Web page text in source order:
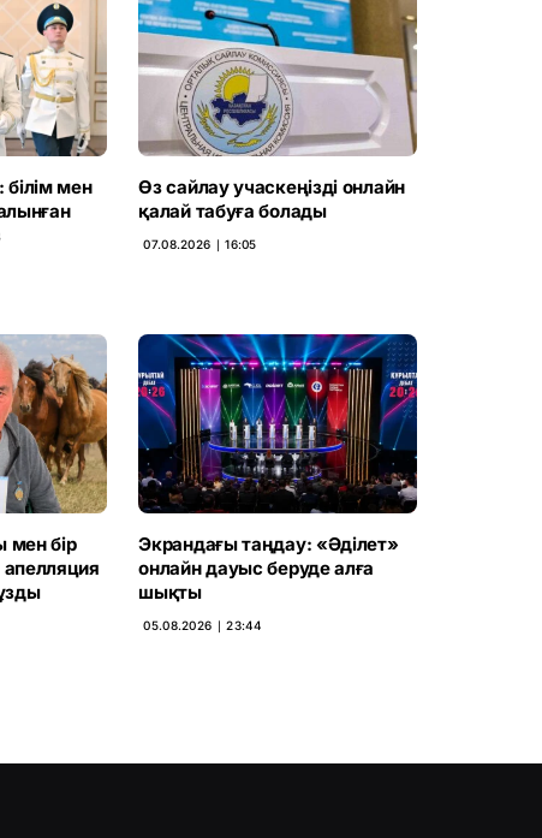
мен
Өз сайлау учаскеңізді онлайн
қалай табуға болады
07.08.2026 ∣ 16:05
бір
Экрандағы таңдау: «Әділет»
онлайн дауыс беруде алға
шықты
05.08.2026 ∣ 23:44